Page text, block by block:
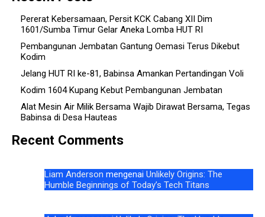
Pererat Kebersamaan, Persit KCK Cabang XII Dim
1601/Sumba Timur Gelar Aneka Lomba HUT RI
Pembangunan Jembatan Gantung Oemasi Terus Dikebut
Kodim
Jelang HUT RI ke-81, Babinsa Amankan Pertandingan Voli
Kodim 1604 Kupang Kebut Pembangunan Jembatan
Alat Mesin Air Milik Bersama Wajib Dirawat Bersama, Tegas
Babinsa di Desa Hauteas
Recent Comments
Liam Anderson mengenai Unlikely Origins: The
Humble Beginnings of Today’s Tech Titans